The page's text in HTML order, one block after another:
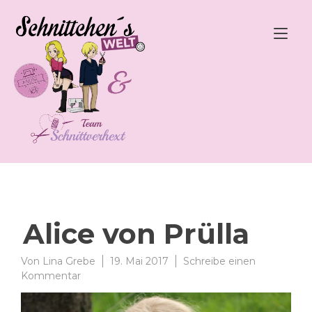
Inhalt
springen
Alice von Prülla
Von Lina Grebe 19. Mai 2017
Schreibe einen
Kommentarzu
von